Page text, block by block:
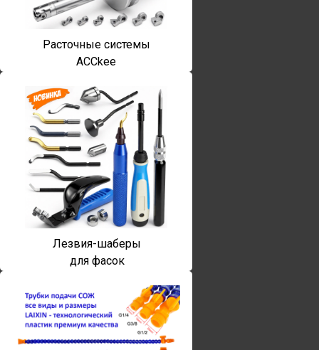
Расточные системы
ACCkee
Лезвия-шаберы
для фасок